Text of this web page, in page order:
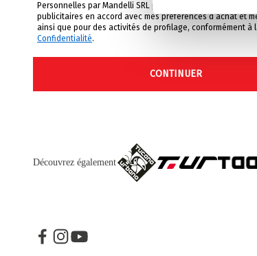
Personnelles par Mandelli SRL pour l’envoi de
publicitaires en accord avec mes préférences d’achat et
ainsi que pour des activités de profilage, conformément à
Confidentialité.
CONTINUER
Découvrez également